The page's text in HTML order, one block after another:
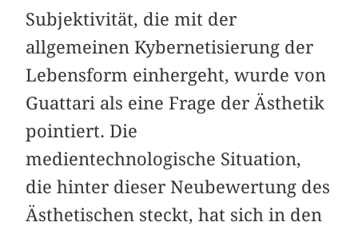
Subjektivität, die mit der
allgemeinen Kybernetisierung der
Lebensform einhergeht, wurde von
Guattari als eine Frage der Ästhetik
pointiert. Die
medientechnologische Situation,
die hinter dieser Neubewertung des
Ästhetischen steckt, hat sich in den